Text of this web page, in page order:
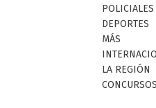
POLICIALES
DEPORTES
MÁS
LA REGIÓN
CONCURSOS